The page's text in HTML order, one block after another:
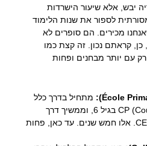
יבש, אלא שיעור הישרדות
לספור את שנות הלימוד
מכירים. הם סופרים לא
קראתם נכון. זה קצת כמו
עם יותר מבחנים ופחות
מתחיל בדרך כלל
ב-CP (Cours Préparatoire) בגיל 6, וממשיך דרך
CE1, CE2, CM1, CM2. אלו חמש שנים. עד כאן, פחות